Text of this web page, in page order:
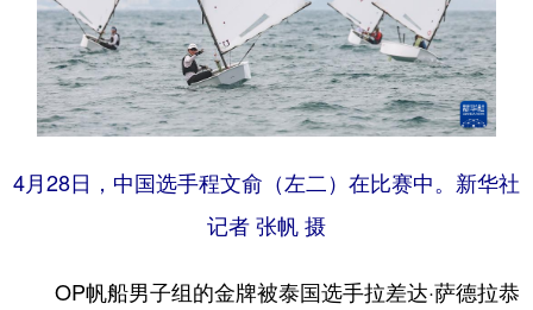
4月28日，中国选手程文俞（左二）在比赛中。新华社
记者 张帆 摄
OP帆船男子组的金牌被泰国选手拉差达·萨德拉恭